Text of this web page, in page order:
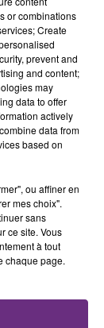
situation
toujours
or combinations
Create
prevent and
and content;
may
data to offer
actively
data from
based on
ou affiner en
mes choix".
sans
ce site. Vous
à tout
chaque page.